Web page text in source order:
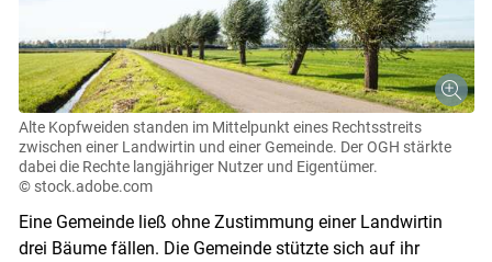
Alte Kopfweiden standen im Mittelpunkt eines Rechtsstreits
zwischen einer Landwirtin und einer Gemeinde. Der OGH stärkte
dabei die Rechte langjähriger Nutzer und Eigentümer.
© stock.adobe.com
Eine Gemeinde ließ ohne Zustimmung einer Landwirtin
drei Bäume fällen. Die Gemeinde stützte sich auf ihr